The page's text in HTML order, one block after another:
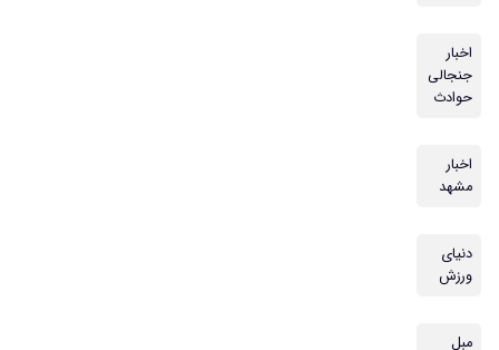
اخبار
جنجالی
حوادث
اخبار
مشهد
دنیای
ورزش
مبل